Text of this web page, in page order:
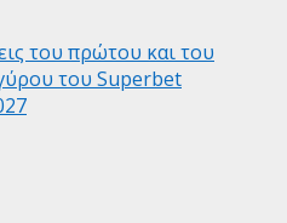
του πρώτου και του
του Superbet